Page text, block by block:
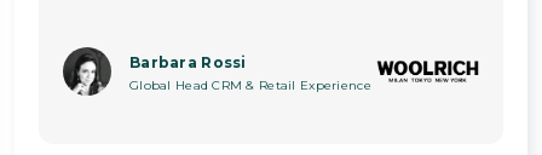
Barbara Rossi
Global Head CRM & Retail Experience